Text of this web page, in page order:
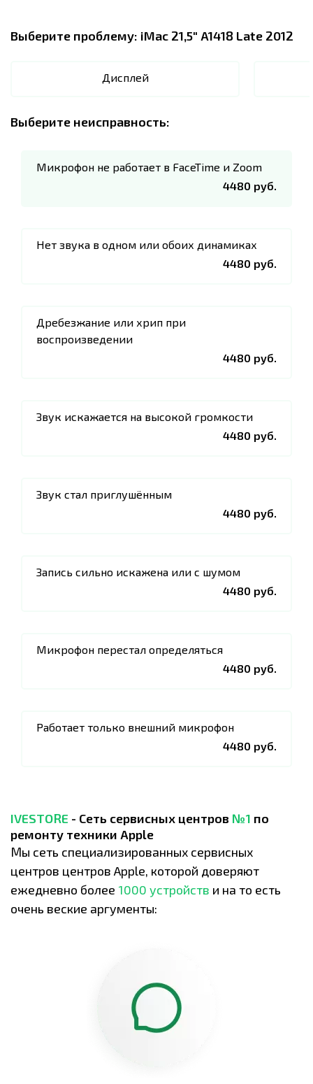
Выберите проблему: iMac 21,5" A1418 Late 2012
Дисплей
Выберите неисправность:
Микрофон не работает в FaceTime и Zoom
4480 руб.
Нет звука в одном или обоих динамиках
4480 руб.
Дребезжание или хрип при
воспроизведении
4480 руб.
Звук искажается на высокой громкости
4480 руб.
Звук стал приглушённым
4480 руб.
Запись сильно искажена или с шумом
4480 руб.
Микрофон перестал определяться
4480 руб.
Работает только внешний микрофон
4480 руб.
IVESTORE - Сеть сервисных центров №1 по
ремонту техники Apple
Мы сеть специализированных сервисных
центров центров Apple, которой доверяют
ежедневно более 1000 устройств и на то есть
очень веские аргументы: